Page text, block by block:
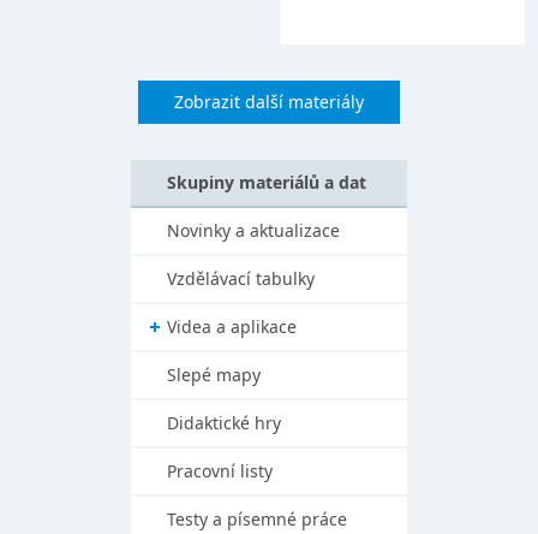
Zobrazit další materiály
Skupiny materiálů a dat
Novinky a aktualizace
Vzdělávací tabulky
Videa a aplikace
Slepé mapy
Didaktické hry
Pracovní listy
Testy a písemné práce